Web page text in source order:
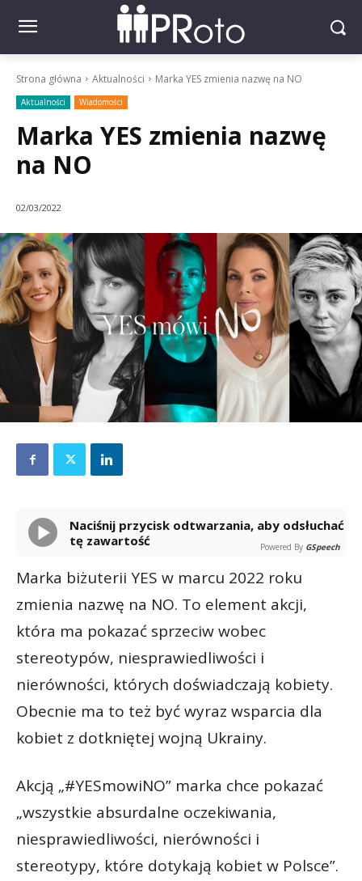
Strona główna Aktualności Marka YES zmienia nazwę na NO
Aktualności Wiadomości
Marka YES zmienia nazwę
na NO
02/03/2022
Naciśnij przycisk odtwarzania, aby odsłuchać
tę zawartość
Powered By GSpeech
Marka biżuterii YES w marcu 2022 roku
zmienia nazwę na NO. To element akcji,
która ma pokazać sprzeciw wobec
stereotypów, niesprawiedliwości i
nierówności, których doświadczają kobiety.
Obecnie ma to też być wyraz wsparcia dla
kobiet z dotkniętej wojną Ukrainy.
Akcją „#YESmowiNO” marka chce pokazać
„wszystkie absurdalne oczekiwania,
niesprawiedliwości, nierówności i
stereotypy, które dotykają kobiet w Polsce”.